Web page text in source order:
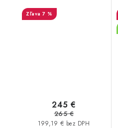
7 %
199,19 € bez DPH
245 €
265 €